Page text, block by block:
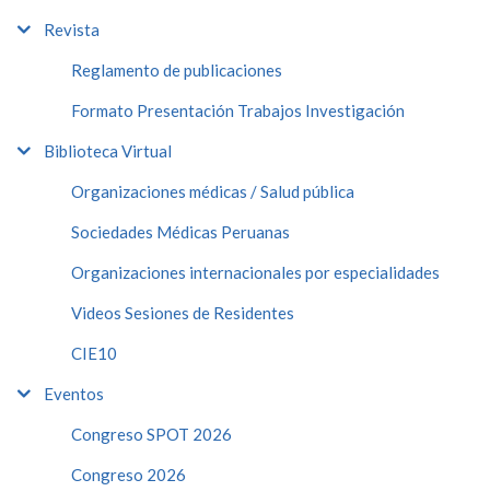
Revista
Reglamento de publicaciones
Formato Presentación Trabajos Investigación
Biblioteca Virtual
Organizaciones médicas / Salud pública
Sociedades Médicas Peruanas
Organizaciones internacionales por especialidades
Videos Sesiones de Residentes
CIE10
Eventos
Congreso SPOT 2026
Congreso 2026